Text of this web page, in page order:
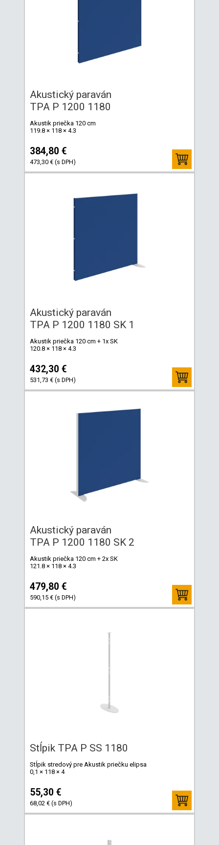
Akustický paraván
TPA P 1200 1180
Akustik priečka 120 cm
119.8 × 118 × 4.3
384,80 €
473,30 € (s DPH)
Akustický paraván
TPA P 1200 1180 SK 1
Akustik priečka 120 cm + 1x SK
120.8 × 118 × 4.3
432,30 €
531,73 € (s DPH)
Akustický paraván
TPA P 1200 1180 SK 2
Akustik priečka 120 cm + 2x SK
121.8 × 118 × 4.3
479,80 €
590,15 € (s DPH)
Stĺpik TPA P SS 1180
Stĺpik stredový pre Akustik priečku elipsa
0,1 × 118 × 4
55,30 €
68,02 € (s DPH)